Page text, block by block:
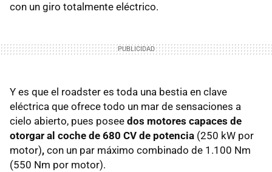
con un giro totalmente eléctrico.
Y es que el roadster es toda una bestia en clave
eléctrica que ofrece todo un mar de sensaciones a
cielo abierto, pues posee dos motores capaces de
otorgar al coche de 680 CV de potencia (250 kW por
motor), con un par máximo combinado de 1.100 Nm
(550 Nm por motor).